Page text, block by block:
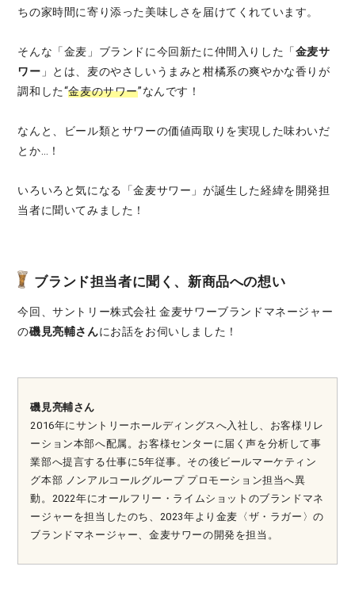
ちの家時間に寄り添った美味しさを届けてくれています。
そんな「金麦」ブランドに今回新たに仲間入りした「金麦サ
ワー 」とは、麦のやさしいうまみと柑橘系の爽やかな香りが
調和した“金麦のサワー”なんです！
なんと、ビール類とサワーの価値両取りを実現した味わいだ
とか…！
いろいろと気になる「金麦サワー」が誕生した経緯を開発担
当者に聞いてみました！
ブランド担当者に聞く、新商品への想い
今回、サントリー株式会社 金麦サワーブランドマネージャー
の磯見亮輔さんにお話をお伺いしました！
磯見亮輔さん
2016年にサントリーホールディングスへ入社し、お客様リレ
ーション本部へ配属。お客様センターに届く声を分析して事
業部へ提言する仕事に5年従事。その後ビールマーケティン
グ本部 ノンアルコールグループ プロモーション担当へ異
動。2022年にオールフリー・ライムショットのブランドマネ
ージャーを担当したのち、2023年より金麦〈ザ・ラガー〉の
ブランドマネージャー、金麦サワーの開発を担当。